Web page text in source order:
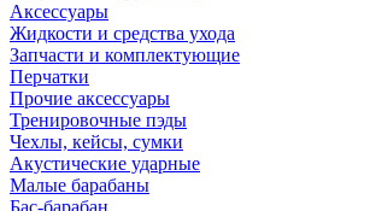
Аксессуары
Жидкости и средства ухода
Запчасти и комплектующие
Перчатки
Прочие аксессуары
Тренировочные пэды
Чехлы, кейсы, сумки
Акустические ударные
Mалые барабаны
Бас-барабан